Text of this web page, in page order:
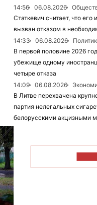
14:56
06.08.2026
Статкевич считает, что его
вызван отказом в
14:33
06.08.2026
В первой половине 2026
убежище одному
четыре отказа
14:09
06.08.2026
В Литве перехвачена
партия нелегальных
белорусскими акцизными